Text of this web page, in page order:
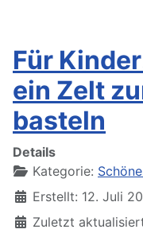
Für
ein Zelt
basteln
Details
Kategorie:
Erstellt: 12. Juli
Zuletzt